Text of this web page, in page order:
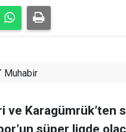
Muhabir
ve
süper ligde